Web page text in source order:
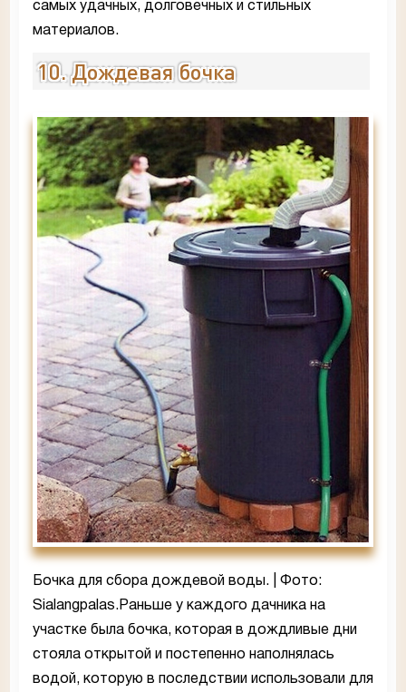
самых удачных, долговечных и стильных
материалов.
10. Дождевая бочка
Бочка для сбора дождевой воды. | Фото:
Sialangpalas.Раньше у каждого дачника на
участке была бочка, которая в дождливые дни
стояла открытой и постепенно наполнялась
водой, которую в последствии использовали для